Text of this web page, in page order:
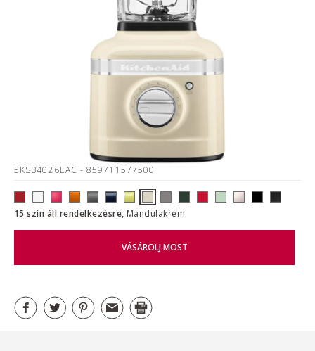
5KSB4026EAC - 859711577500
15 szín áll rendelkezésre, Mandulakrém
VÁSÁROLJ MOST